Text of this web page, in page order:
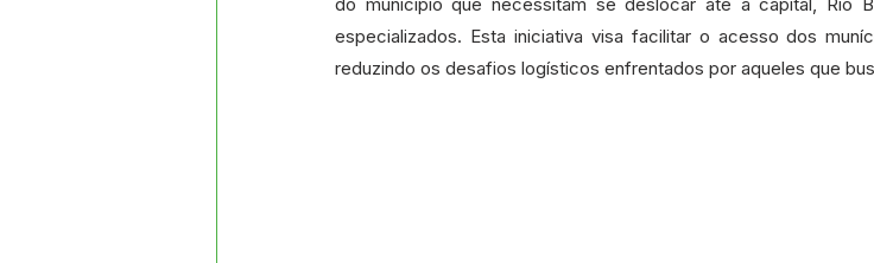
especializados. Esta iniciativa visa facilitar o acesso dos
reduzindo os desafios logísticos enfrentados por aqueles que